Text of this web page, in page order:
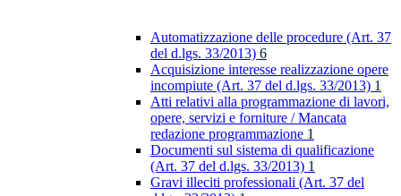
Automatizzazione delle procedure (Art. 37
del d.lgs. 33/2013) 6
Acquisizione interesse realizzazione opere
incompiute (Art. 37 del d.lgs. 33/2013) 1
Atti relativi alla programmazione di lavori,
opere, servizi e forniture / Mancata
redazione programmazione 1
Documenti sul sistema di qualificazione
(Art. 37 del d.lgs. 33/2013) 1
Gravi illeciti professionali (Art. 37 del